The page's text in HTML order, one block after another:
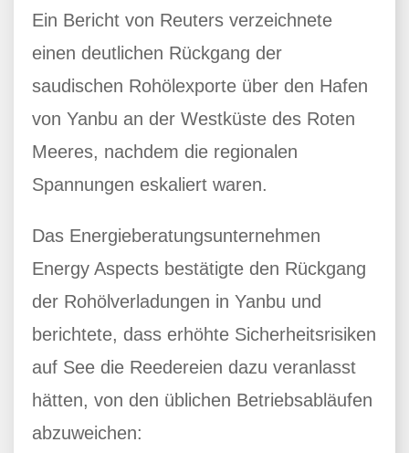
Ein Bericht von Reuters verzeichnete
einen deutlichen Rückgang der
saudischen Rohölexporte über den Hafen
von Yanbu an der Westküste des Roten
Meeres, nachdem die regionalen
Spannungen eskaliert waren.
Das Energieberatungsunternehmen
Energy Aspects bestätigte den Rückgang
der Rohölverladungen in Yanbu und
berichtete, dass erhöhte Sicherheitsrisiken
auf See die Reedereien dazu veranlasst
hätten, von den üblichen Betriebsabläufen
abzuweichen: